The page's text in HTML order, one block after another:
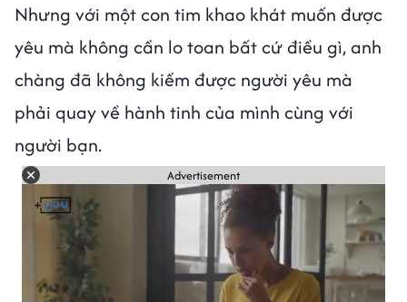
Nhưng với một con tim khao khát muốn được
yêu mà không cần lo toan bất cứ điều gì, anh
chàng đã không kiếm được người yêu mà
phải quay về hành tinh của mình cùng với
người bạn.
Advertisement